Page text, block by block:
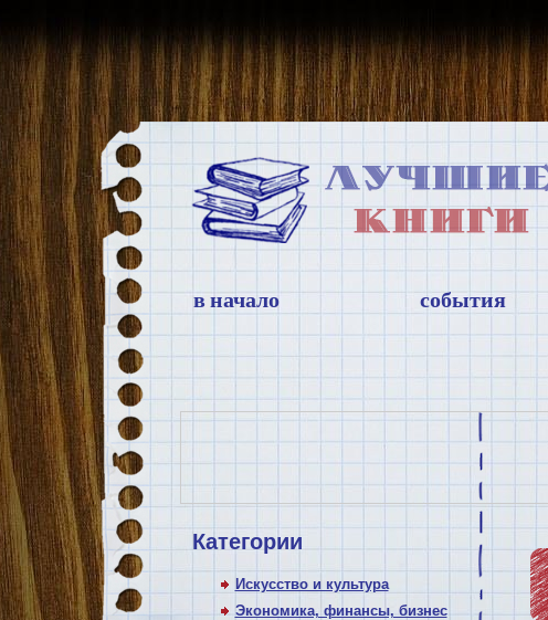
в начало события
Категории
Искусство и культура
Экономика, финансы, бизнес